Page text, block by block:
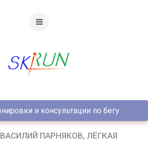
и консультации по бегу
ВАСИЛИЙ ПАРНЯКОВ ЛЁГКАЯ